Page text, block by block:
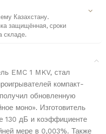
каждого
Казахстану.
защищённая, сроки
складе.
абсолютно бесплатно
EMC 1 MKV, стал
компакт-
обновленную
моно». Изготовитель
130 дБ и коэффициенте
мере в 0,003%. Также